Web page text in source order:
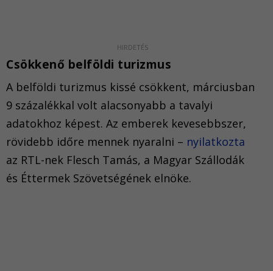
Csökkenő belföldi turizmus
A belföldi turizmus kissé csökkent, márciusban
9 százalékkal volt alacsonyabb a tavalyi
adatokhoz képest. Az emberek kevesebbszer,
rövidebb időre mennek nyaralni – nyilatkozta
az RTL-nek Flesch Tamás, a Magyar Szállodák
és Éttermek Szövetségének elnöke.